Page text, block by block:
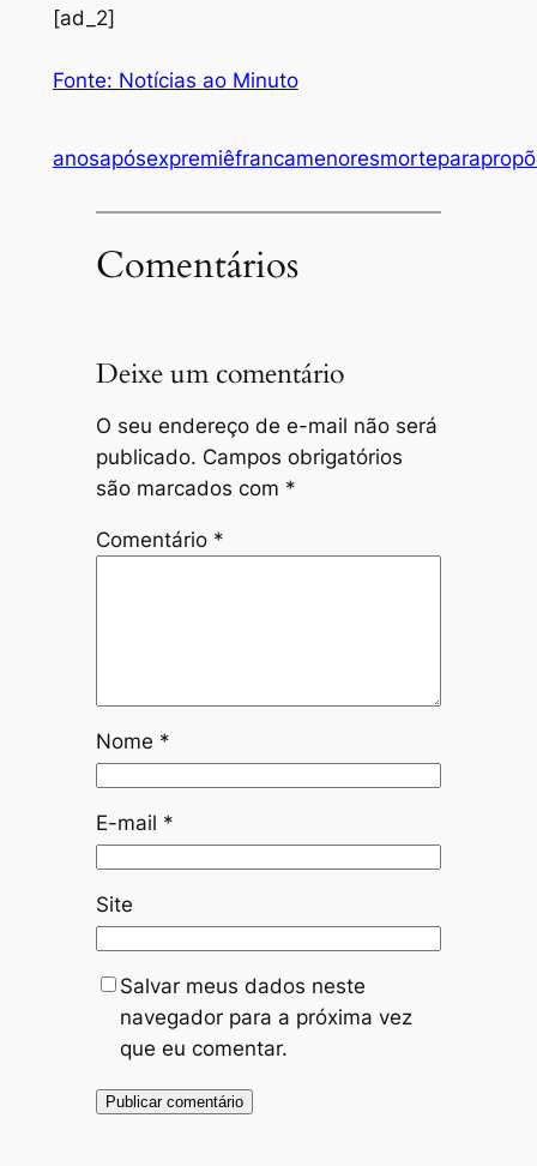
[ad_2]
Fonte: Notícias ao Minuto
anosapósexpremiêfrancamenoresmortepara
Comentários
Deixe um comentário
O seu endereço de e-mail não será
publicado. Campos obrigatórios
são marcados com *
Comentário *
Nome *
E-mail *
Site
Salvar meus dados neste
navegador para a próxima vez
que eu comentar.